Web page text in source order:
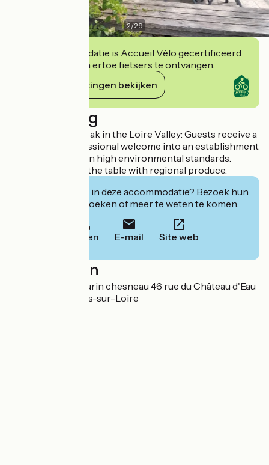
2/29
Deze accommodatie is Accueil Vélo gecertificeerd
en verbindt zich ertoe fietsers te ontvangen.
Haar verplichtingen bekijken
Beschrijving
A harmonious break in the Loire Valley: Guests receive a
friendly and professional welcome into an establishment
that prides itself on high environmental standards.
Breakfast around the table with regional produce.
Geïnteresseerd in deze accommodatie? Bezoek hun
website om te boeken of meer te weten te komen.
Bellen E-mail Site web
Localisation
HARMONIES chaurin chesneau 46 rue du Château d'Eau
41000 Saint-Denis-sur-Loire